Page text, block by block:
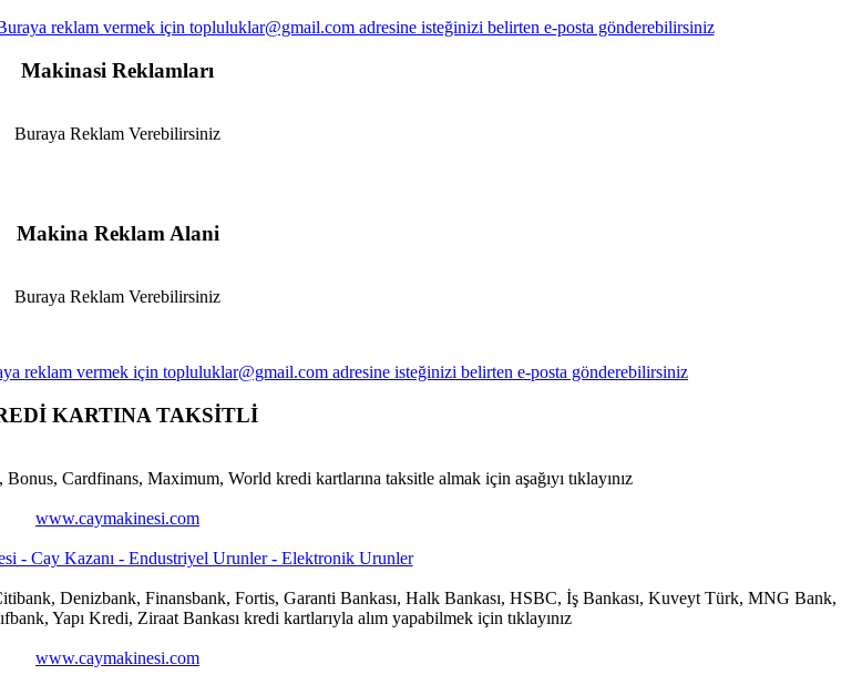
Makinasi Reklamları
Buraya Reklam Verebilirsiniz
Makina Reklam Alani
Buraya Reklam Verebilirsiniz
KARTINA TAKSİTLİ
Cardfinans, Maximum, World kredi kartlarına taksitle almak için aşağıyı tıklayınız
www.caymakinesi.com
Denizbank, Finansbank, Fortis, Garanti Bankası, Halk Bankası, HSBC, İş Bankası, Kuveyt Türk, MNG Bank,
Yapı Kredi, Ziraat Bankası kredi kartlarıyla alım yapabilmek için tıklayınız
www.caymakinesi.com